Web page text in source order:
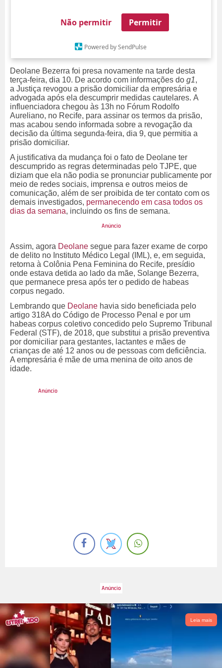
Não permitir Permitir
Powered by SendPulse
Deolane Bezerra foi presa novamente na tarde desta
terça-feira, dia 10. De acordo com informações do g1,
a Justiça revogou a prisão domiciliar da empresária e
advogada após ela descumprir medidas cautelares. A
influenciadora chegou às 13h no Fórum Rodolfo
Aureliano, no Recife, para assinar os termos da prisão,
mas acabou sendo informada sobre a revogação da
decisão da última segunda-feira, dia 9, que permitia a
prisão domiciliar.
A justificativa da mudança foi o fato de Deolane ter
descumprido as regras determinadas pelo TJPE, que
diziam que ela não podia se pronunciar publicamente por
meio de redes sociais, imprensa e outros meios de
comunicação, além de ser proibida de ter contato com os
demais investigados, permanecendo em casa todos os
dias da semana, incluindo os fins de semana.
Assim, agora Deolane segue para fazer exame de corpo
de delito no Instituto Médico Legal (IML), e, em seguida,
retorna à Colônia Pena Feminina do Recife, presídio
onde estava detida ao lado da mãe, Solange Bezerra,
que permanece presa após ter o pedido de habeas
corpus negado.
Lembrando que Deolane havia sido beneficiada pelo
artigo 318A do Código de Processo Penal e por um
habeas corpus coletivo concedido pelo Supremo Tribunal
Federal (STF), de 2018, que substitui a prisão preventiva
por domiciliar para gestantes, lactantes e mães de
crianças de até 12 anos ou de pessoas com deficiência.
A empresária é mãe de uma menina de oito anos de
idade.
Leia mais